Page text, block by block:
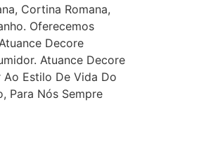
Cortina Romana,
Oferecemos
Decore
Atuance Decore
Ao Estilo De Vida Do
Para Nós Sempre